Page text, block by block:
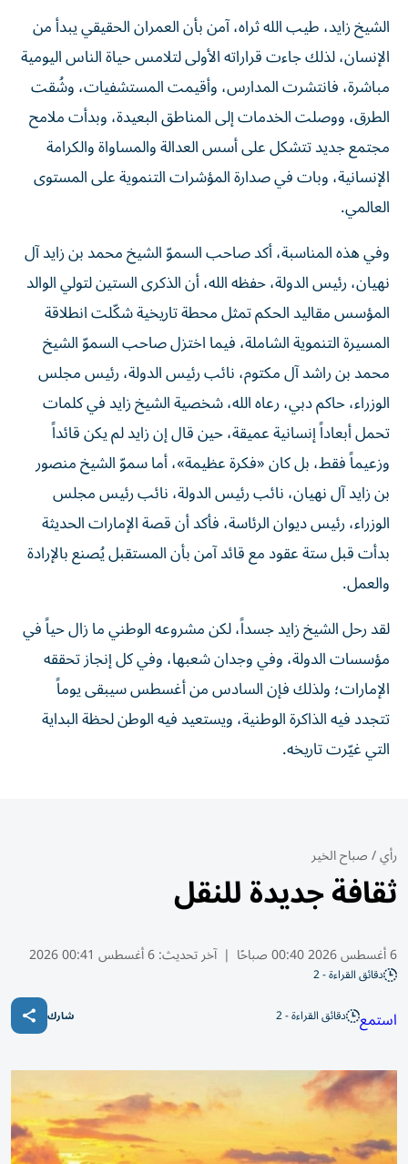
الشيخ زايد، طيب الله ثراه، آمن بأن العمران الحقيقي يبدأ من
الإنسان، لذلك جاءت قراراته الأولى لتلامس حياة الناس اليومية
مباشرة، فانتشرت المدارس، وأقيمت المستشفيات، وشُقت
الطرق، ووصلت الخدمات إلى المناطق البعيدة، وبدأت ملامح
مجتمع جديد تتشكل على أسس العدالة والمساواة والكرامة
الإنسانية، وبات في صدارة المؤشرات التنموية على المستوى
العالمي.
وفي هذه المناسبة، أكد صاحب السموّ الشيخ محمد بن زايد آل
نهيان، رئيس الدولة، حفظه الله، أن الذكرى الستين لتولي الوالد
المؤسس مقاليد الحكم تمثل محطة تاريخية شكّلت انطلاقة
المسيرة التنموية الشاملة، فيما اختزل صاحب السموّ الشيخ
محمد بن راشد آل مكتوم، نائب رئيس الدولة، رئيس مجلس
الوزراء، حاكم دبي، رعاه الله، شخصية الشيخ زايد في كلمات
تحمل أبعاداً إنسانية عميقة، حين قال إن زايد لم يكن قائداً
وزعيماً فقط، بل كان «فكرة عظيمة»، أما سموّ الشيخ منصور
بن زايد آل نهيان، نائب رئيس الدولة، نائب رئيس مجلس
الوزراء، رئيس ديوان الرئاسة، فأكد أن قصة الإمارات الحديثة
بدأت قبل ستة عقود مع قائد آمن بأن المستقبل يُصنع بالإرادة
والعمل.
لقد رحل الشيخ زايد جسداً، لكن مشروعه الوطني ما زال حياً في
مؤسسات الدولة، وفي وجدان شعبها، وفي كل إنجاز تحققه
الإمارات؛ ولذلك فإن السادس من أغسطس سيبقى يوماً
تتجدد فيه الذاكرة الوطنية، ويستعيد فيه الوطن لحظة البداية
التي غيّرت تاريخه.
رأي/صباح الخير
ثقافة جديدة للنقل
6 أغسطس 2026 00:40 صباحًا | آخر تحديث:6 أغسطس 00:41 2026
دقائق القراءة - 2
استمع دقائق القراءة - 2 شارك